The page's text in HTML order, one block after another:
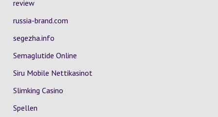
review
russia-brand.com
segezha.info
Semaglutide Online
Siru Mobile Nettikasinot
Slimking Casino
Spellen